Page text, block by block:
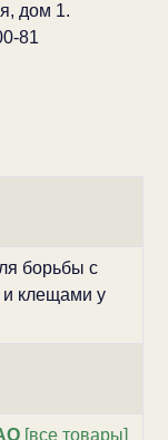
дом 1.
81
борьбы с
клещами у
[все товары]